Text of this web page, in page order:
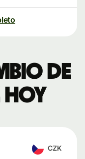
de
hoy
CZK